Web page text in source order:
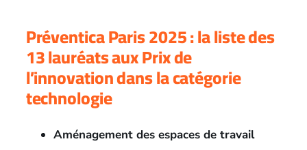
Préventica Paris 2025 : la liste des
13 lauréats aux Prix de
l’innovation dans la catégorie
technologie
Aménagement des espaces de travail